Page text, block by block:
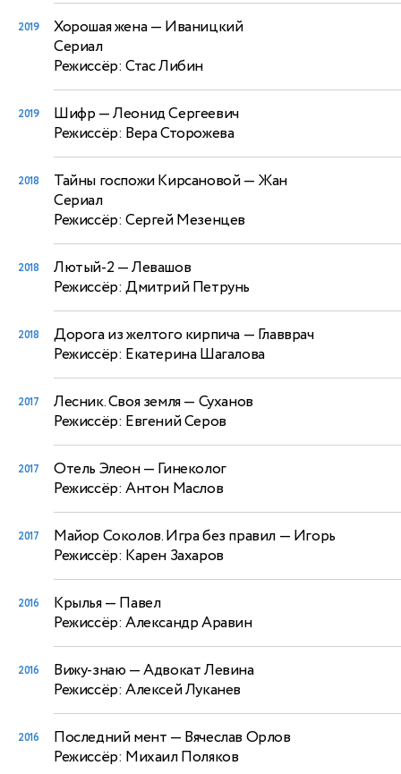
2019 Хорошая жена— Иваницкий
Сериал
Режиссёр: Стас Либин
2019 Шифр — Леонид Сергеевич
Режиссёр: Вера Сторожева
2018 Тайны госпожи Кирсановой— Жан
Сериал
Режиссёр: Сергей Мезенцев
2018 Лютый-2— Левашов
Режиссёр: Дмитрий Петрунь
2018 Дорога из желтого кирпича — Главврач
Режиссёр: Екатерина Шагалова
2017 Лесник. Своя земля— Суханов
Режиссёр: Евгений Серов
2017 Отель Элеон— Гинеколог
Режиссёр: Антон Маслов
2017 Майор Соколов. Игра без правил — Игорь
Режиссёр: Карен Захаров
2016 Крылья— Павел
Режиссёр: Александр Аравин
2016 Вижу-знаю — Адвокат Левина
Режиссёр: Алексей Луканев
2016 Последний мент — Вячеслав Орлов
Режиссёр: Михаил Поляков